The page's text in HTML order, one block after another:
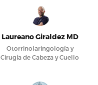
Laureano Giraldez MD
Otorrinolaringología y
Cirugía de Cabeza y Cuello